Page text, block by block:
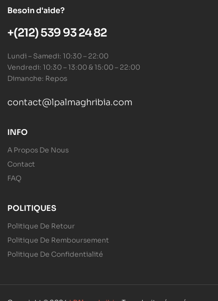
Besoin d'aide?
+(212) 539 93 24 82
Lundi – Samedi: 10:30 – 22:00
Vendredi: 10:30 – 13:00 & 15:00 – 22:00
Dimanche: Repos
contact@lpalmaghribia.com
INFO
A Propos De Nous
Contact
FAQ
POLITIQUES
Politique De Retour
Politique De Remboursement
Politique De Confidentialité